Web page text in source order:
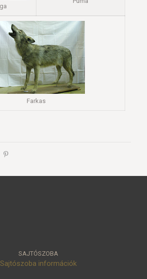
Farkas
SAJTÓSZOBA
Sajtószoba információk